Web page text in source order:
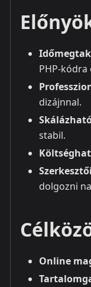
dizájnnal.
stabil.
dolgozni
Online